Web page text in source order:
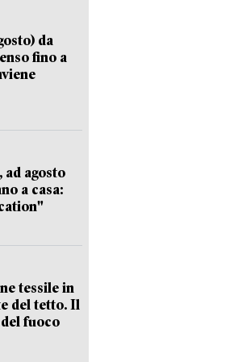
da
fino a
ad agosto
a casa:
tessile in
del tetto. Il
fuoco